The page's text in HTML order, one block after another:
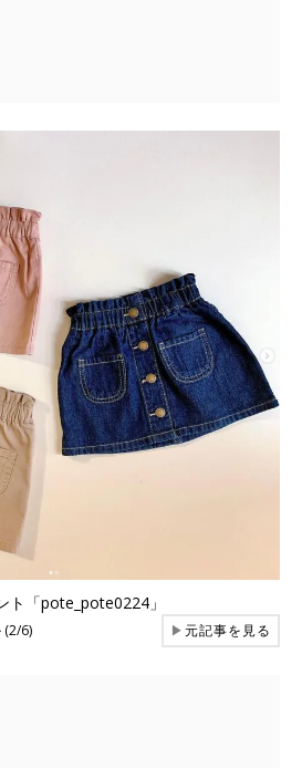
「pote_pote0224」
(2/6) ▶元記事を見る